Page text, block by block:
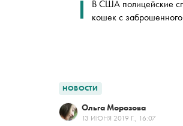
В США полицейские
кошек с
НОВОСТИ
Ольга Морозова
13 ИЮНЯ 2019 Г., 16:07